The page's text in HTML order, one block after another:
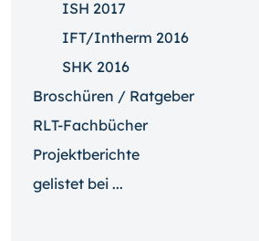
ISH 2017
IFT/Intherm 2016
SHK 2016
Broschüren / Ratgeber
RLT-Fachbücher
Projektberichte
gelistet bei ...